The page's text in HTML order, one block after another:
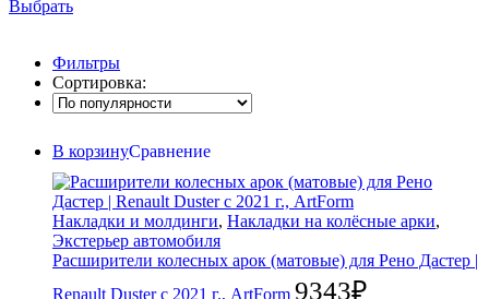
Выбрать
Фильтры
Сортировка:
В корзинуСравнение
Накладки и молдинги, Накладки на колёсные арки,
Экстерьер автомобиля
Расширители колесных арок (матовые) для Рено Дастер |
Renault Duster с 2021 г., ArtForm 9343₽